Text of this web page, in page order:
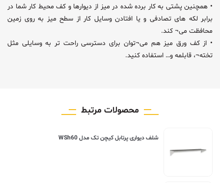
• همچنین پشتی به کار برده شده در میز از دیوارها و کف محیط کار شما در
برابر لکه های تصادفی و یا افتادن وسایل کار از سطح میز به روی زمین
محافظت می¬ کند.
• از کف ورق میز هم می¬توان برای دسترسی راحت تر به وسایلی مثل
تخته¬، قابلمه و… استفاده کنید.
محصولات مرتبط
شلف دیواری پرتابل کیچن تک مدل WSh60